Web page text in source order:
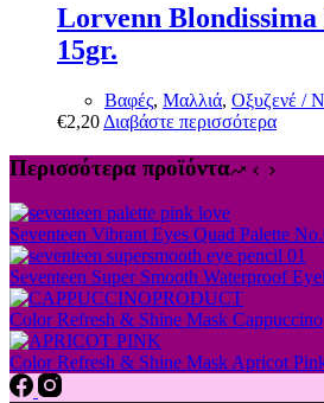
Lorvenn
15gr.
Βαφές, Μαλλιά, Οξυζενέ /
€2,20 Διαβάστε περισσότερα
Περισσότερα προϊόντα
Seventeen Vibrant Eyes Quad Palette
Seventeen Super Smooth Waterproof
Color Refresh & Shine Mask Cappuccino
Color Refresh & Shine Mask Apricot